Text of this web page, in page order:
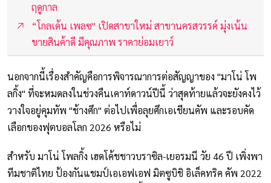
ฤดูกาล
“โกลเด้น เพลซ" เปิดสาขาใหม่ สาขานครสวรรค์ มุ่งเน้น
ขายสินค้าดี มีคุณภาพ ราคาย่อมเยาว์
นอกจากนี้เรื่องสำคัญคือการพิจารณาการต่อสัญญาของ "มาโน่ โพ
ลกิ้ง" ที่จะหมดลงในช่วงคืนเคาท์ดาวน์ปีนี้ ว่าสุดท้ายแล้วจะยังคงไว้
วางใจอยู่คุมทัพ "ช้างศึก" ต่อไปเพื่อลุยศึกเอเชียนคัพ และรอบคัด
เลือกของฟุตบอลโลก 2026 หรือไม่
สำหรับ มาโน่ โพลกิ้ง เฮดโค้ชชาวบราซิล-เยอรมนี วัย 46 ปี เพิ่งพา
ทีมชาติไทย ป้องกันแชมป์เอเอฟเอฟ มิตซูบิชิ อิเล็คทริค คัพ 2022